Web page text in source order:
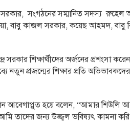
সরকার, সংগঠনের সম্মানিত সদস্য
বাবু কাজল সরকার, কয়েছ আহমদ,
সরকার শিক্ষার্থীদের অর্জনের প্রশংসা
নতুন প্রজন্মের শিক্ষার প্রতি
আবেগাপ্লুত হয়ে বলেন, “আমার শিউলি
তাদের জন্য উজ্জ্বল ভবিষ্যৎ কামনা